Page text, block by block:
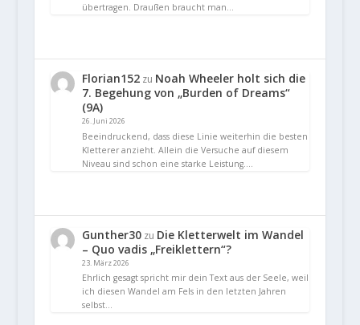
übertragen. Draußen braucht man…
Florian152zu Noah Wheeler holt sich die
7. Begehung von „Burden of Dreams“
(9A)
26. Juni 2026
Beeindruckend, dass diese Linie weiterhin die besten
Kletterer anzieht. Allein die Versuche auf diesem
Niveau sind schon eine starke Leistung.…
Gunther30zu Die Kletterwelt im Wandel
– Quo vadis „Freiklettern“?
23. März 2026
Ehrlich gesagt spricht mir dein Text aus der Seele, weil
ich diesen Wandel am Fels in den letzten Jahren
selbst…